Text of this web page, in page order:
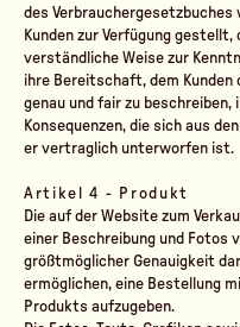
des Verbrauchergesetzbuches
Kunden zur Verfügung
verständliche Weise zur
ihre Bereitschaft, dem Kunden
genau und fair zu beschreiben,
Konsequenzen, die sich aus
er vertraglich unterworfen ist.
Artikel 4 - Produkt
Die auf der Website zum
einer Beschreibung und Fotos
größtmöglicher Genauigkeit
ermöglichen, eine Bestellung
Produkts aufzugeben.